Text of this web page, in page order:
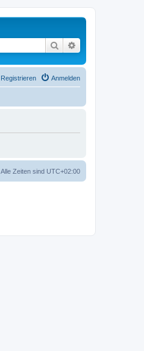
Suche
Anmelden
Registrieren
Alle Zeiten sind UTC+02:00